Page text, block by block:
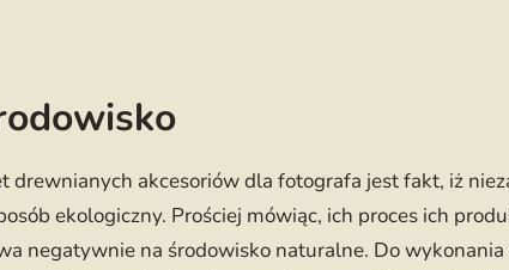
drewnianych akcesoriów dla fotografa jest fakt, iż
ekologiczny. Prościej mówiąc, ich proces ich
negatywnie na środowisko naturalne. Do